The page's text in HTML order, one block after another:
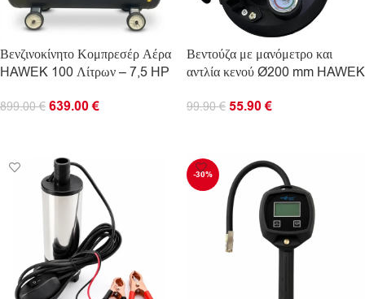
Βενζινοκίνητο Κομπρεσέρ Αέρα
HAWEK 100 Λίτρων – 7,5 HP
899.00€ 639.00€
Βεντούζα με μανόμετρο και
αντλία κενού Ø200 mm HAWEK
99.90€ 55.90€
-30%